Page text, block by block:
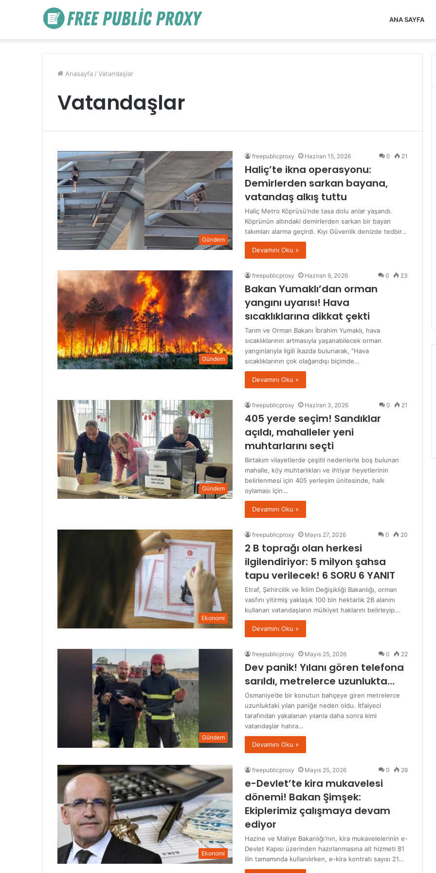
ANA SAYFA
Anasayfa / Vatandaşlar
Vatandaşlar
Gündem
freepublicproxy Haziran 15, 2026 0 21
Haliç’te ikna operasyonu:
Demirlerden sarkan bayana,
vatandaş alkış tuttu
Haliç Metro Köprüsü’nde tasa dolu anlar yaşandı.
Köprünün altındaki demirlerden sarkan bir bayan
takımları alarma geçirdi. Kıyı Güvenlik denizde tedbir…
Devamını Oku »
Gündem
freepublicproxy Haziran 9, 2026 0 23
Bakan Yumaklı’dan orman
yangını uyarısı! Hava
sıcaklıklarına dikkat çekti
Tarım ve Orman Bakanı İbrahim Yumaklı, hava
sıcaklıklarının artmasıyla yaşanabilecek orman
yangınlarıyla ilgili ikazda bulunarak, "Hava
sıcaklıklarının çok olağandışı biçimde…
Devamını Oku »
Gündem
freepublicproxy Haziran 3, 2026 0 21
405 yerde seçim! Sandıklar
açıldı, mahalleler yeni
muhtarlarını seçti
Birtakım vilayetlerde çeşitli nedenlerle boş bulunan
mahalle, köy muhtarlıkları ve ihtiyar heyetlerinin
belirlenmesi için 405 yerleşim ünitesinde, halk
oylaması için…
Devamını Oku »
Ekonomi
freepublicproxy Mayıs 27, 2026 0 20
2 B toprağı olan herkesi
ilgilendiriyor: 5 milyon şahsa
tapu verilecek! 6 SORU 6 YANIT
Etraf, Şehircilik ve İklim Değişikliği Bakanlığı, orman
vasfını yitirmiş yaklaşık 100 bin hektarlık 2B alanını
kullanan vatandaşların mülkiyet haklarını belirleyip…
Devamını Oku »
Gündem
freepublicproxy Mayıs 25, 2026 0 22
Dev panik! Yılanı gören telefona
sarıldı, metrelerce uzunlukta…
Osmaniye’de bir konutun bahçeye giren metrelerce
uzunluktaki yılan paniğe neden oldu. İtfaiyeci
tarafından yakalanan yılanla daha sonra kimi
vatandaşlar hatıra…
Devamını Oku »
Ekonomi
freepublicproxy Mayıs 25, 2026 0 28
e-Devlet’te kira mukavelesi
dönemi! Bakan Şimşek:
Ekiplerimiz çalışmaya devam
ediyor
Hazine ve Maliye Bakanlığı'nın, kira mukavelelerinin e-
Devlet Kapısı üzerinden hazırlanmasına ait hizmeti 81
ilin tamamında kullanılırken, e-kira kontratı sayısı 21…